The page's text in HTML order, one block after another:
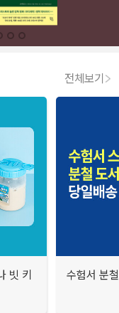
전체보기
빗 키
수험서 분